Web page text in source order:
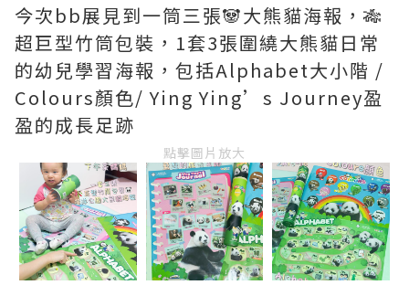
今次bb展見到一筒三張🐼大熊貓海報，🎋
超巨型竹筒包裝，1套3張圍繞大熊貓日常
的幼兒學習海報，包括Alphabet大小階 /
Colours顏色/ Ying Ying’s Journey盈
盈的成長足跡
點擊圖片放大